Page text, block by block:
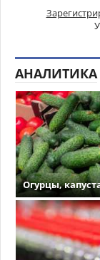
АНАЛИТИКА
Огурцы,